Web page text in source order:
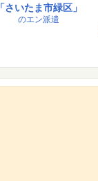
「さいたま市緑区」
のエン派遣